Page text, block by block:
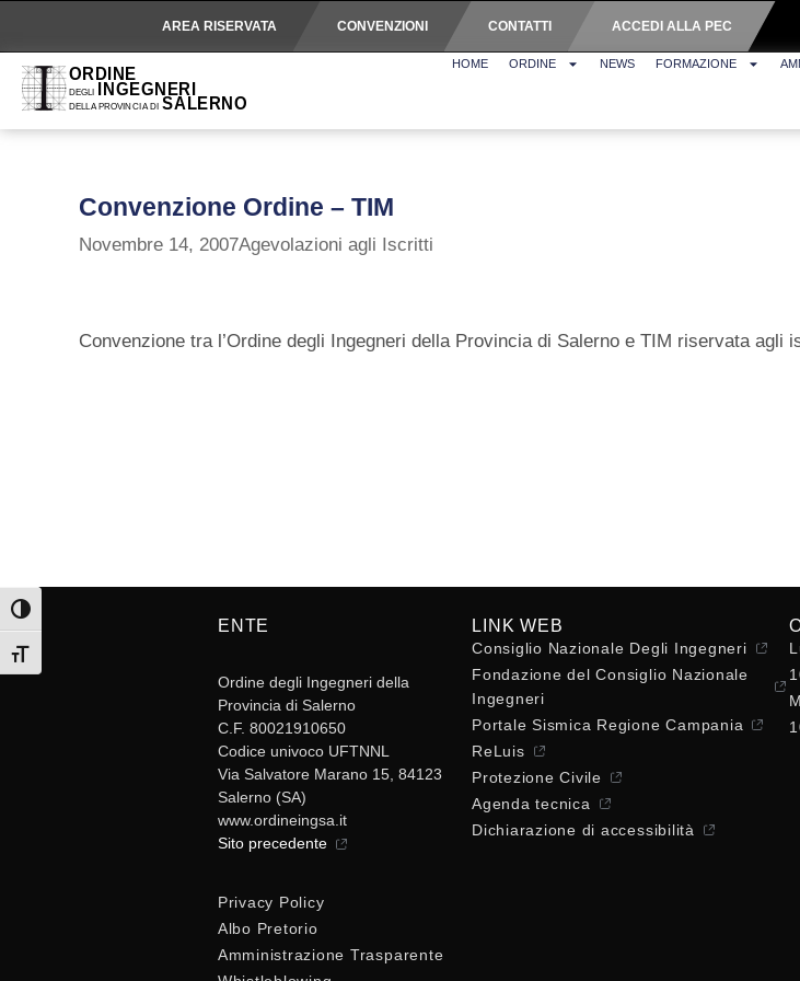
AREA RISERVATA CONVENZIONI CONTATTI ACCEDI ALLA PEC
HOME ORDINE NEWS FORMAZIONE
Convenzione Ordine – TIM
Novembre 14, 2007Agevolazioni agli Iscritti
Convenzione tra l’Ordine degli Ingegneri della Provincia di Salerno e TIM riservata
Attiva/disattiva alto contrasto
Attiva/disattiva dimensione testo
ENTE
Ordine degli Ingegneri della
Provincia di Salerno
C.F. 80021910650
Codice univoco UFTNNL
Via Salvatore Marano 15, 84123
Salerno (SA)
www.ordineingsa.it
Sito precedente
Privacy Policy
Albo Pretorio
Amministrazione Trasparente
LINK WEB
Consiglio Nazionale Degli Ingegneri
Fondazione del Consiglio Nazionale
Ingegneri
Portale Sismica Regione Campania
ReLuis
Protezione Civile
Agenda tecnica
Dichiarazione di accessibilità